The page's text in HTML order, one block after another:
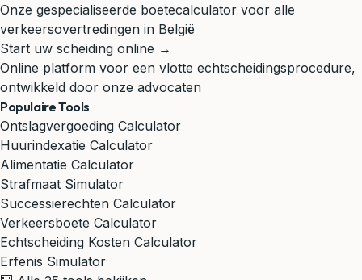
Onze gespecialiseerde boetecalculator voor alle
verkeersovertredingen in België
Start uw scheiding online →
Online platform voor een vlotte echtscheidingsprocedure,
ontwikkeld door onze advocaten
Populaire Tools
Ontslagvergoeding Calculator
Huurindexatie Calculator
Alimentatie Calculator
Strafmaat Simulator
Successierechten Calculator
Verkeersboete Calculator
Echtscheiding Kosten Calculator
Erfenis Simulator